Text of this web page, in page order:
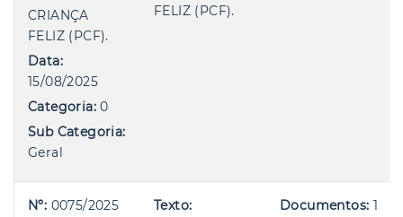
CRIANÇA
FELIZ (PCF).
Data:
15/08/2025
Categoria:0
Sub Categoria:
Geral
FELIZ (PCF).
Nº: 0075/2025
Texto:
Documentos: 1